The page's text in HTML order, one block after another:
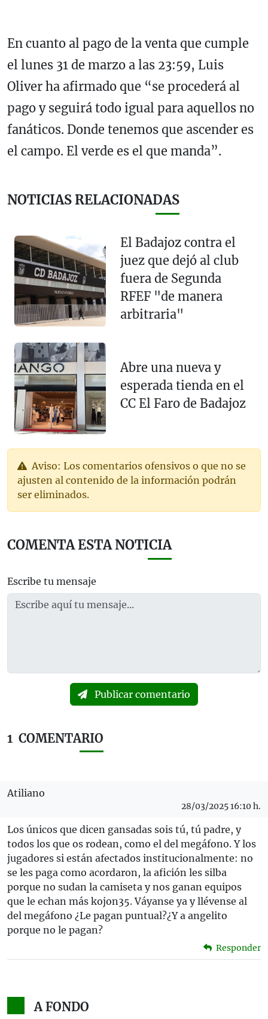
En cuanto al pago de la venta que cumple
el lunes 31 de marzo a las 23:59, Luis
Oliver ha afirmado que “se procederá al
pago y seguirá todo igual para aquellos no
fanáticos. Donde tenemos que ascender es
el campo. El verde es el que manda”.
NOTICIAS RELACIONADAS
El Badajoz contra el
juez que dejó al club
fuera de Segunda
RFEF "de manera
arbitraria"
Abre una nueva y
esperada tienda en el
CC El Faro de Badajoz
Aviso: Los comentarios ofensivos o que no se
ajusten al contenido de la información podrán
ser eliminados.
COMENTA ESTA NOTICIA
Escribe tu mensaje
Publicar comentario
1 COMENTARIO
Atiliano
28/03/2025 16:10 h.
Los únicos que dicen gansadas sois tú, tú padre, y
todos los que os rodean, como el del megáfono. Y los
jugadores si están afectados institucionalmente: no
se les paga como acordaron, la afición les silba
porque no sudan la camiseta y nos ganan equipos
que le echan más kojon35. Váyanse ya y llévense al
del megáfono ¿Le pagan puntual?¿Y a angelito
porque no le pagan?
Responder
A FONDO